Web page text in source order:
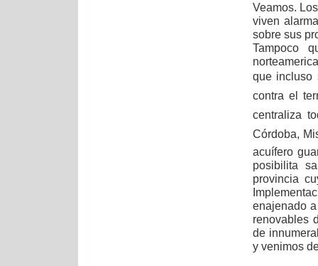
Veamos.
viven
sobre sus
Tampoco
que incluso
contra el
centraliza
Córdoba,
acuífero
posibilita
provincia
enajenado
renovables
de
y venimos